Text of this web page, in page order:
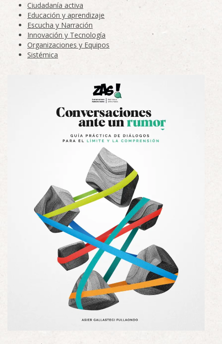
Ciudadanía activa
Educación y aprendizaje
Escucha y Narración
Innovación y Tecnología
Organizaciones y Equipos
Sistémica